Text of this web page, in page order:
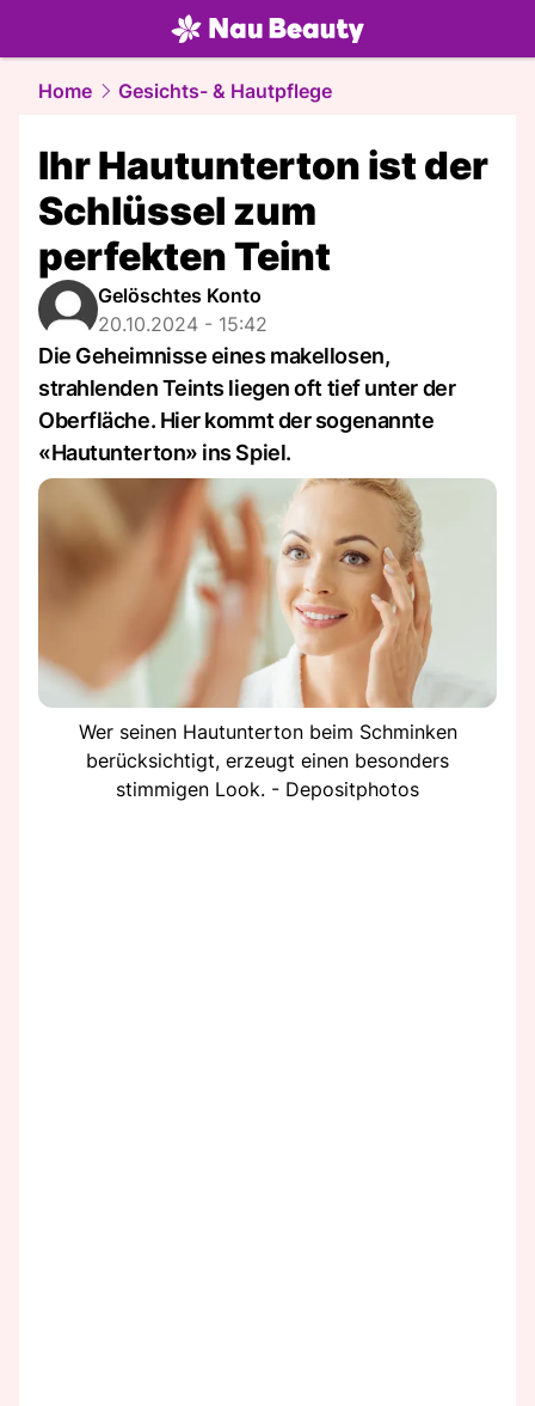
beauty.NAU.ch
Home Gesichts- & Hautpflege
Ihr Hautunterton ist der
Schlüssel zum
perfekten Teint
Gelöschtes Konto
20.10.2024 - 15:42
Die Geheimnisse eines makellosen,
strahlenden Teints liegen oft tief unter der
Oberfläche. Hier kommt der sogenannte
«Hautunterton» ins Spiel.
Wer seinen Hautunterton beim Schminken
berücksichtigt, erzeugt einen besonders
stimmigen Look. - Depositphotos